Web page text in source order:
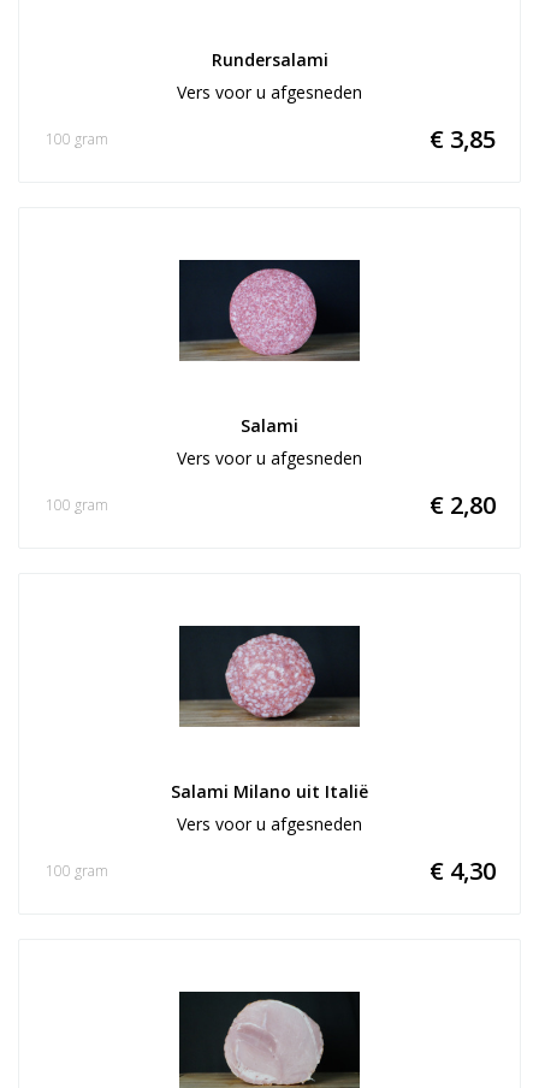
Rundersalami
Vers voor u afgesneden
€ 3,85
100 gram
Salami
Vers voor u afgesneden
€ 2,80
100 gram
Salami Milano uit Italië
Vers voor u afgesneden
€ 4,30
100 gram